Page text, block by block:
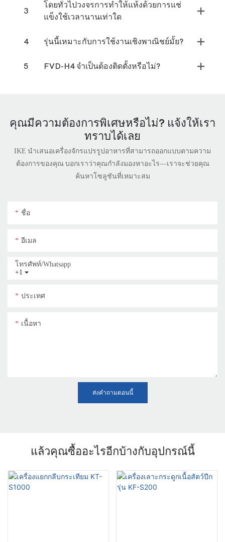
3
โดยทั่วไปวงจรการทำให้แห้งด้วยการแช่
แข็งใช้เวลานานเท่าใด
4 รุ่นนี้เหมาะกับการใช้งานเชิงพาณิชย์มั้ย?
5 FVD-H4 จำเป็นต้องติดตั้งหรือไม่?
คุณมีความต้องการพิเศษหรือไม่? แจ้งให้เรา
ทราบได้เลย
IKE นำเสนอเครื่องจักรแปรรูปอาหารที่สามารถออกแบบตามความ
ต้องการของคุณ บอกเราว่าคุณกำลังมองหาอะไร—เราจะช่วยคุณ
ค้นหาโซลูชันที่เหมาะสม
ชื่อ
อีเมล
+1
โทรศัพท์/whatsapp
ประเทศ
เนื้อหา
ส่งคำถามตอนนี้
แล้วคุณซื้ออะไรอีกบ้างกับอุปกรณ์นี้